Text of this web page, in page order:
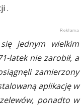
.
jednym wielkim
latek nie zarobił, a
zamierzony
aplikację w
ponadto w